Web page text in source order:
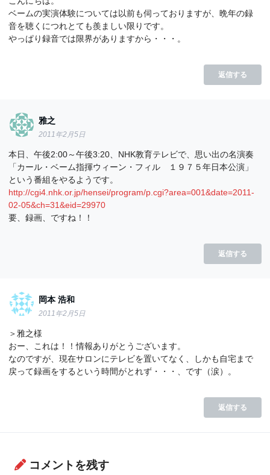
ベームの実演体験については以前も伺っておりますが、晩年の録
音を聴くにつれとても羨ましい限りです。
やっぱり録音では限界がありますから・・・。
返信する
雅之
2011年2月5日
本日、午後2:00～午後3:20、NHK教育テレビで、思い出の名演奏
「カール・ベーム指揮ウィーン・フィル １９７５年日本公演」
という番組をやるようです。
http://cgi4.nhk.or.jp/hensei/program/p.cgi?area=001&date=2011-
02-05&ch=31&eid=29970
要、録画、ですね！！
返信する
岡本 浩和
2011年2月5日
＞雅之様
おー、これは！！情報ありがとうございます。
なのですが、現在サロンにテレビを置いてなく、しかも自宅まで
戻って録画をするという時間がとれず・・・、です（涙）。
返信する
コメントを残す